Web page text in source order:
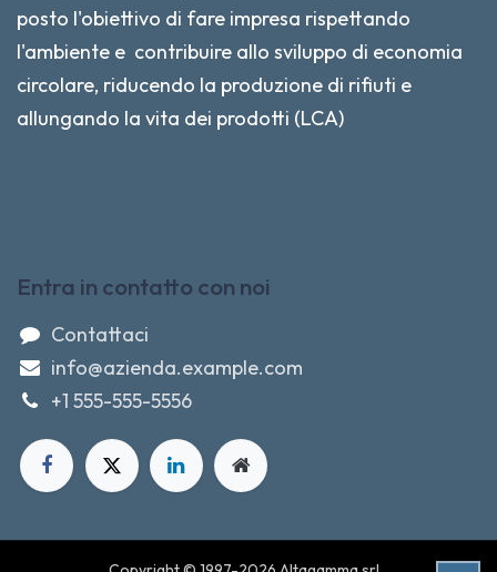
posto l'obiettivo di fare impresa rispettando
l'ambiente e contribuire allo sviluppo di economia
circolare, riducendo la produzione di rifiuti e
allungando la vita dei prodotti (LCA)
Entra in contatto con noi
Contattaci
info@azienda.example.com
+1 555-555-5556